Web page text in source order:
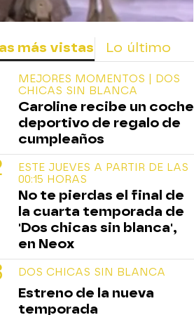
más vistas Lo último
MEJORES MOMENTOS | DOS
CHICAS SIN BLANCA
Caroline recibe un coche
deportivo de regalo de
cumpleaños
ESTE JUEVES A PARTIR DE LAS
00:15 HORAS
No te pierdas el final de
la cuarta temporada de
'Dos chicas sin blanca',
en Neox
DOS CHICAS SIN BLANCA
Estreno de la nueva
temporada